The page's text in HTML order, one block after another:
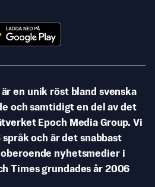
en unik röst bland svenska
och samtidigt en del av det
Epoch Media Group. Vi
och är det snabbast
nyhetsmedier i
Times grundades år 2006